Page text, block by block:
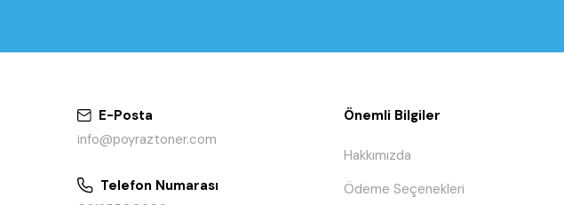
E-Posta
info@poyraztoner.com
Telefon Numarası
Önemli Bilgiler
Hakkımızda
Ödeme Seçenekleri